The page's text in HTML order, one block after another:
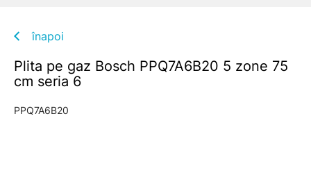
înapoi
Plita pe gaz Bosch PPQ7A6B20 5 zone 75
cm seria 6
PPQ7A6B20